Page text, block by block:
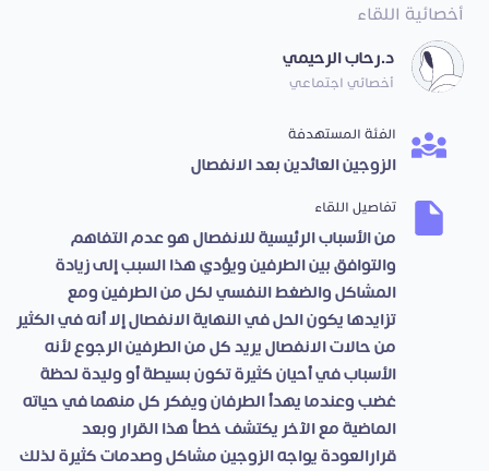
أخصائية اللقاء
د.رحاب الرحيمي
أخصائي اجتماعي
الفئة المستهدفة
الزوجين العائدين بعد الانفصال
تفاصيل اللقاء
من الأسباب الرئيسية للانفصال هو عدم التفاهم
والتوافق بين الطرفين ويؤدي هذا السبب إلى زيادة
المشاكل والضغط النفسي لكل من الطرفين ومع
تزايدها يكون الحل في النهاية الانفصال إلا أنه في الكثير
من حالات الانفصال يريد كل من الطرفين الرجوع لأنه
الأسباب في أحيان كثيرة تكون بسيطة أو وليدة لحظة
غضب وعندما يهدأ الطرفان ويفكر كل منهما في حياته
الماضية مع الآخر يكتشف خطأ هذا القرار وبعد
قرارالعودة يواجه الزوجين مشاكل وصدمات كثيرة لذلك